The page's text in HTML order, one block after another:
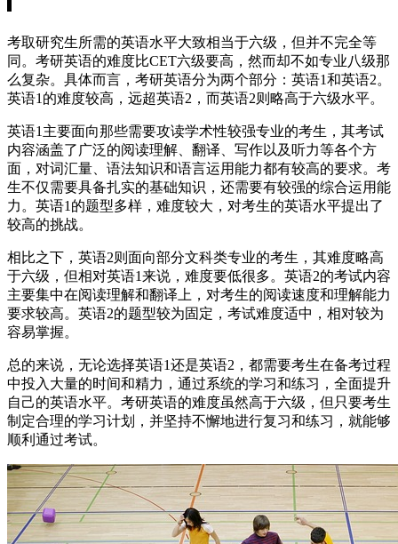
考取研究生所需的英语水平大致相当于六级，但并不完全等
同。考研英语的难度比CET六级要高，然而却不如专业八级那
么复杂。具体而言，考研英语分为两个部分：英语1和英语2。
英语1的难度较高，远超英语2，而英语2则略高于六级水平。
英语1主要面向那些需要攻读学术性较强专业的考生，其考试
内容涵盖了广泛的阅读理解、翻译、写作以及听力等各个方
面，对词汇量、语法知识和语言运用能力都有较高的要求。考
生不仅需要具备扎实的基础知识，还需要有较强的综合运用能
力。英语1的题型多样，难度较大，对考生的英语水平提出了
较高的挑战。
相比之下，英语2则面向部分文科类专业的考生，其难度略高
于六级，但相对英语1来说，难度要低很多。英语2的考试内容
主要集中在阅读理解和翻译上，对考生的阅读速度和理解能力
要求较高。英语2的题型较为固定，考试难度适中，相对较为
容易掌握。
总的来说，无论选择英语1还是英语2，都需要考生在备考过程
中投入大量的时间和精力，通过系统的学习和练习，全面提升
自己的英语水平。考研英语的难度虽然高于六级，但只要考生
制定合理的学习计划，并坚持不懈地进行复习和练习，就能够
顺利通过考试。